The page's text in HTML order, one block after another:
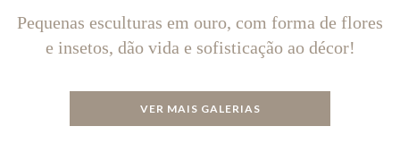
Pequenas esculturas em ouro, com forma de flores
e insetos, dão vida e sofisticação ao décor!
VER MAIS GALERIAS